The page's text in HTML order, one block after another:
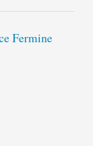
Fermine